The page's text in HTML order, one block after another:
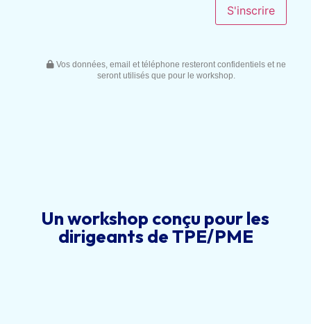
Vos données, email et téléphone resteront confidentiels et ne
seront utilisés que pour le workshop.
Un workshop conçu pour les
dirigeants de TPE/PME